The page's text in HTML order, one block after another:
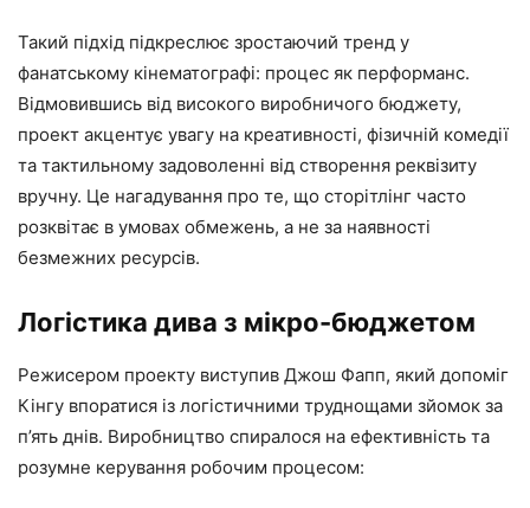
Такий підхід підкреслює зростаючий тренд у
фанатському кінематографі: процес як перформанс.
Відмовившись від високого виробничого бюджету,
проект акцентує увагу на креативності, фізичній комедії
та тактильному задоволенні від створення реквізиту
вручну. Це нагадування про те, що сторітлінг часто
розквітає в умовах обмежень, а не за наявності
безмежних ресурсів.
Логістика дива з мікро-бюджетом
Режисером проекту виступив Джош Фапп, який допоміг
Кінгу впоратися із логістичними труднощами зйомок за
п’ять днів. Виробництво спиралося на ефективність та
розумне керування робочим процесом: